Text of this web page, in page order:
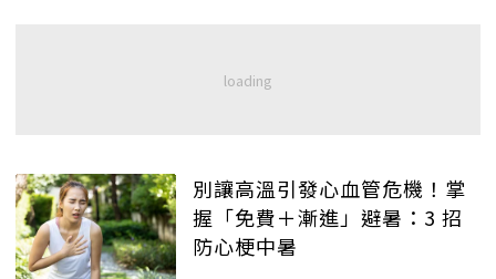
別讓高溫引發心血管危機！掌
握「免費＋漸進」避暑：3 招
防心梗中暑